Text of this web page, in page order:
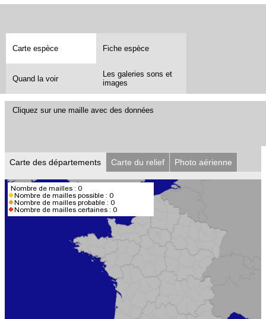
Carte espèce Fiche espèce
Quand la voir
Les galeries sons et
images
Cliquez sur une maille avec des données
Carte des départements Carte du relief Photo aérienne